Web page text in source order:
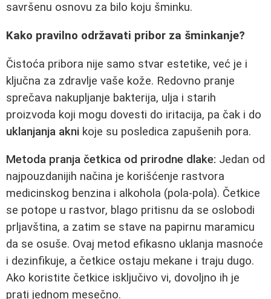
savršenu osnovu za bilo koju šminku.
Kako pravilno održavati pribor za šminkanje?
Čistoća pribora nije samo stvar estetike, već je i
ključna za zdravlje vaše kože. Redovno pranje
sprečava nakupljanje bakterija, ulja i starih
proizvoda koji mogu dovesti do iritacija, pa čak i do
uklanjanja akni koje su posledica zapušenih pora.
Metoda pranja četkica od prirodne dlake: Jedan od
najpouzdanijih načina je korišćenje rastvora
medicinskog benzina i alkohola (pola-pola). Četkice
se potope u rastvor, blago pritisnu da se oslobodi
prljavština, a zatim se stave na papirnu maramicu
da se osuše. Ovaj metod efikasno uklanja masnoće
i dezinfikuje, a četkice ostaju mekane i traju dugo.
Ako koristite četkice isključivo vi, dovoljno ih je
prati jednom mesečno.